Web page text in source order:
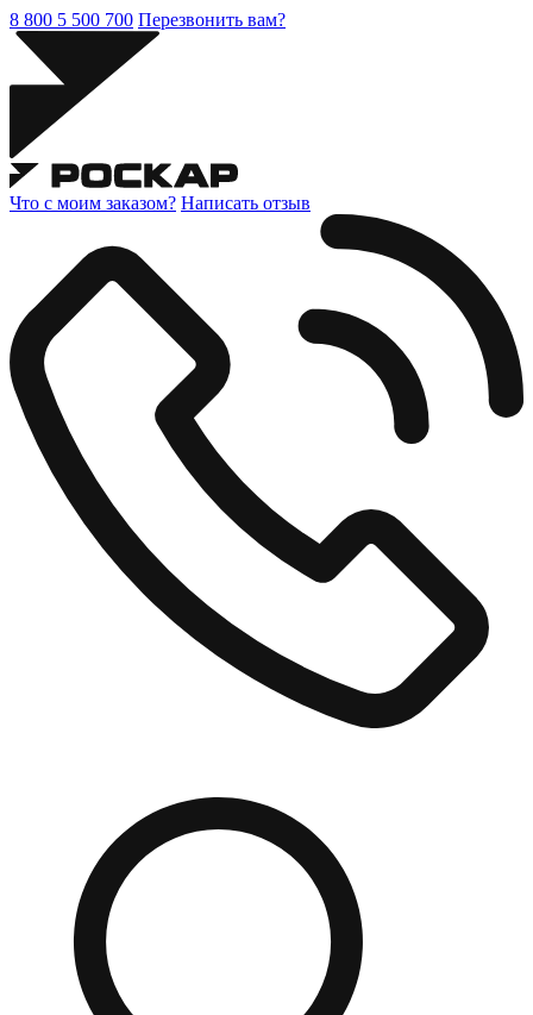
8 800 5 500 700 Перезвонить вам?
Что с моим заказом? Написать отзыв